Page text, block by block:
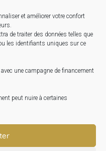
et améliorer votre confort
de traiter des données telles que
les identifiants uniques sur ce
une campagne de financement
peut nuire à certaines
19 Sept au 29 Nov.
17 Oct. 2026
de la santé mentale –